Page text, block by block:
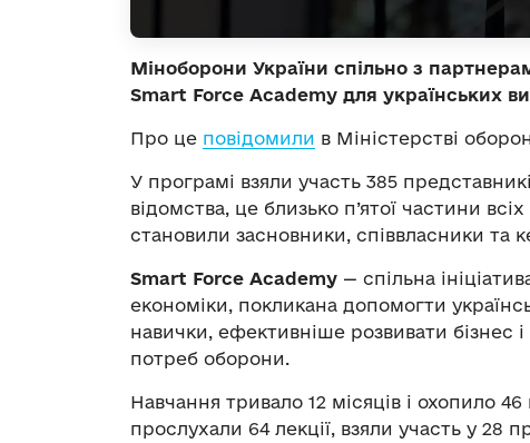
Міноборони України спільно з
Smart Force Academy для українських
Про це повідомили в Міністерстві
У програмі взяли участь 385
відомства, це близько п’ятої частини
становили засновники, співвласники та
Smart Force Academy — спільна
економіки, покликана допомогти
навички, ефективніше розвивати бізнес
потреб оборони.
Навчання тривало 12 місяців і охопило
прослухали 64 лекції, взяли участь у 28